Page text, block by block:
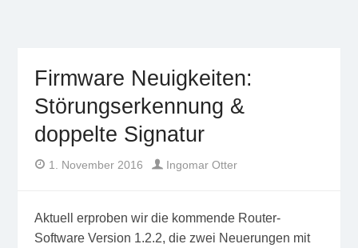
Firmware Neuigkeiten:
Störungserkennung &
doppelte Signatur
Posted
on
1. November 2016
Ingomar Otter
Aktuell erproben wir die kommende Router-
Software Version 1.2.2, die zwei Neuerungen mit